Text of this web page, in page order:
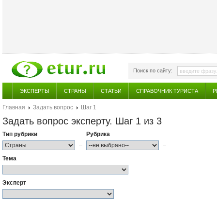
Поиск по сайту:
ЭКСПЕРТЫ СТРАНЫ СТАТЬИ СПРАВОЧНИК ТУРИСТА
Главная Задать вопрос Шаг 1
Задать вопрос эксперту. Шаг 1 из 3
Тип рубрики
–
Рубрика
–
Тема
Эксперт